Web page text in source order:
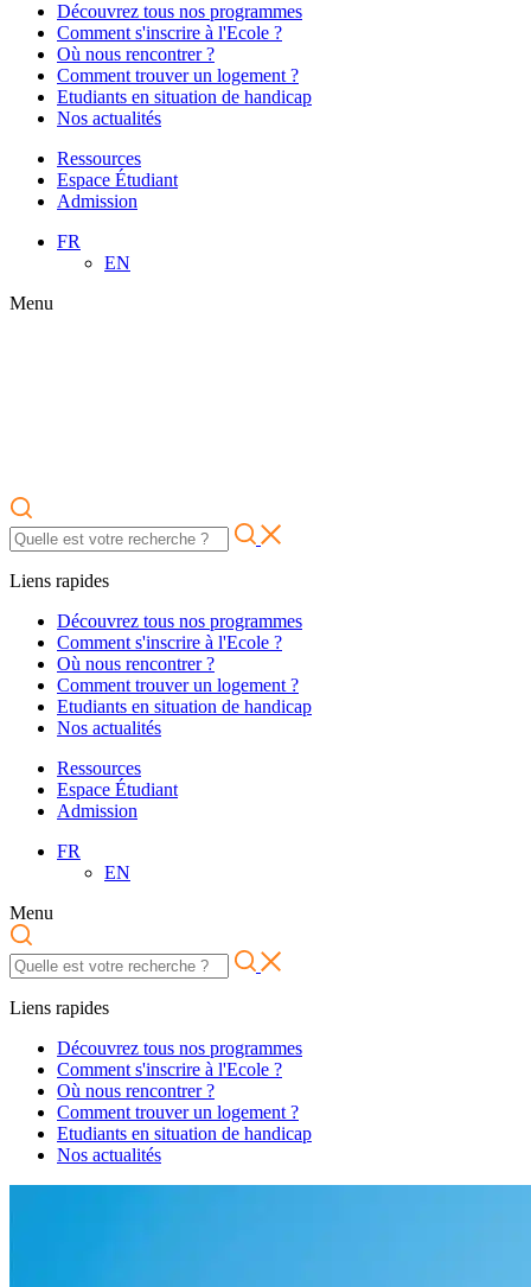
Découvrez tous nos programmes
Comment s'inscrire à l'Ecole ?
Où nous rencontrer ?
Comment trouver un logement ?
Etudiants en situation de handicap
Nos actualités
Ressources
Espace Étudiant
Admission
FR
EN
Menu
Liens rapides
Découvrez tous nos programmes
Comment s'inscrire à l'Ecole ?
Où nous rencontrer ?
Comment trouver un logement ?
Etudiants en situation de handicap
Nos actualités
Ressources
Espace Étudiant
Admission
FR
EN
Menu
Liens rapides
Découvrez tous nos programmes
Comment s'inscrire à l'Ecole ?
Où nous rencontrer ?
Comment trouver un logement ?
Etudiants en situation de handicap
Nos actualités